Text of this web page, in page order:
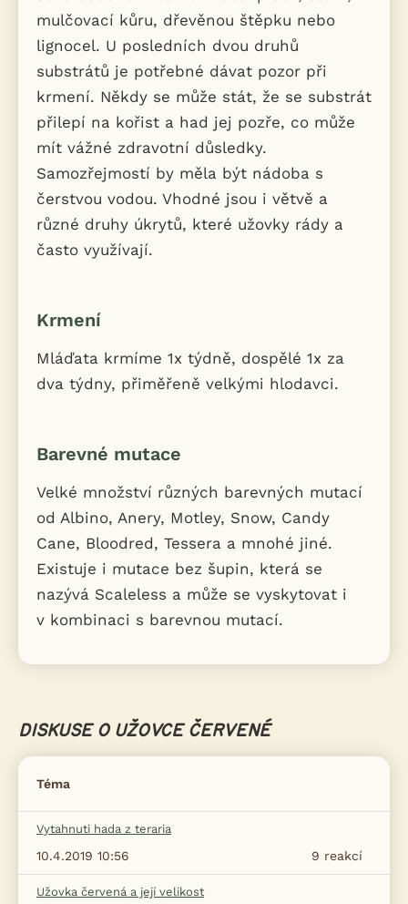
mulčovací kůru, dřevěnou štěpku nebo
lignocel. U posledních dvou druhů
substrátů je potřebné dávat pozor při
krmení. Někdy se může stát, že se substrát
přilepí na kořist a had jej pozře, co může
mít vážné zdravotní důsledky.
Samozřejmostí by měla být nádoba s
čerstvou vodou. Vhodné jsou i větvě a
různé druhy úkrytů, které užovky rády a
často využívají.
Krmení
Mláďata krmíme 1x týdně, dospělé 1x za
dva týdny, přiměřeně velkými hlodavci.
Barevné mutace
Velké množství různých barevných mutací
od Albino, Anery, Motley, Snow, Candy
Cane, Bloodred, Tessera a mnohé jiné.
Existuje i mutace bez šupin, která se
nazývá Scaleless a může se vyskytovat i
v kombinaci s barevnou mutací.
DISKUSE O UŽOVCE ČERVENÉ
Téma
Vytahnuti hada z teraria
9 reakcí
10.4.2019 10:56
Užovka červená a její velikost